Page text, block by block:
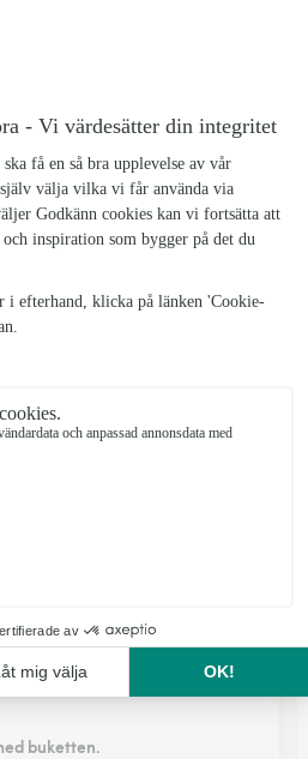
blommor jag beställt inte fanns
skulle skicka andra. Det var en fin
överensstämde med
inte den…
den bukett jag beställt fann fick
om dom kunde ändra
vän fick var överdådig och vi är
buketten.